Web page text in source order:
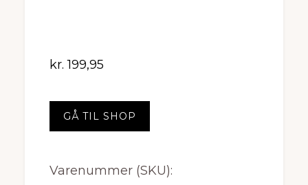
kr. 199,95
GÅ TIL SHOP
Varenummer (SKU):